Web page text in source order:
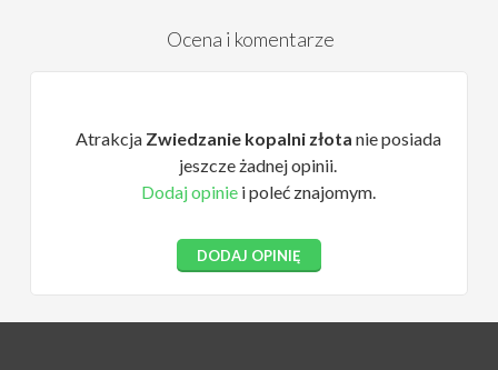
Ocena i komentarze
Atrakcja Zwiedzanie kopalni złota nie posiada
jeszcze żadnej opinii.
Dodaj opiniei poleć znajomym.
DODAJ OPINIĘ